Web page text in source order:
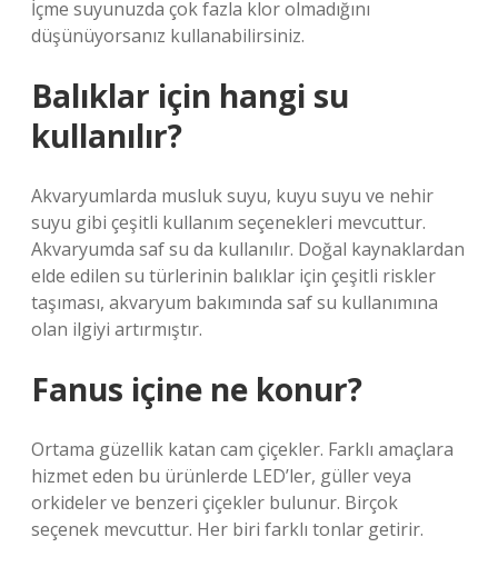
İçme suyunuzda çok fazla klor olmadığını
düşünüyorsanız kullanabilirsiniz.
Balıklar için hangi su
kullanılır?
Akvaryumlarda musluk suyu, kuyu suyu ve nehir
suyu gibi çeşitli kullanım seçenekleri mevcuttur.
Akvaryumda saf su da kullanılır. Doğal kaynaklardan
elde edilen su türlerinin balıklar için çeşitli riskler
taşıması, akvaryum bakımında saf su kullanımına
olan ilgiyi artırmıştır.
Fanus içine ne konur?
Ortama güzellik katan cam çiçekler. Farklı amaçlara
hizmet eden bu ürünlerde LED’ler, güller veya
orkideler ve benzeri çiçekler bulunur. Birçok
seçenek mevcuttur. Her biri farklı tonlar getirir.